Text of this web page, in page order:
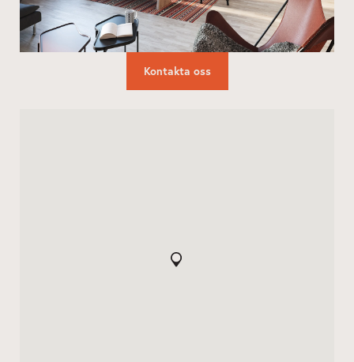
Kontakta oss